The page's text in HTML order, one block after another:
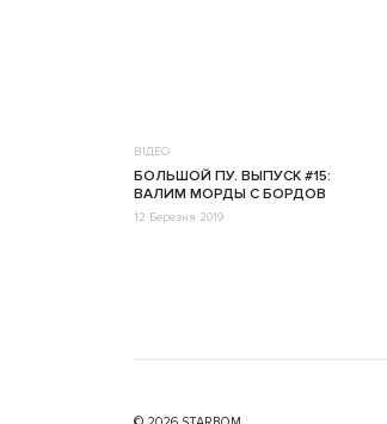
ВІДЕО
БОЛЬШОЙ ПУ. ВЫПУСК #15:
ВАЛИМ МОРДЫ С БОРДОВ
12 Березня 2019